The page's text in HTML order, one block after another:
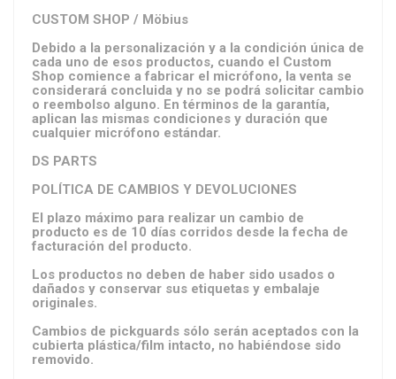
CUSTOM SHOP / Möbius
Debido a la personalización y a la condición única de
cada uno de esos productos, cuando el Custom
Shop comience a fabricar el micrófono, la venta se
considerará concluida y no se podrá solicitar cambio
o reembolso alguno. En términos de la garantía,
aplican las mismas condiciones y duración que
cualquier micrófono estándar.
DS PARTS
POLÍTICA DE CAMBIOS Y DEVOLUCIONES
El plazo máximo para realizar un cambio de
producto es de 10 días corridos desde la fecha de
facturación del producto.
Los productos no deben de haber sido usados o
dañados y conservar sus etiquetas y embalaje
originales.
Cambios de pickguards sólo serán aceptados con la
cubierta plástica/film intacto, no habiéndose sido
removido.